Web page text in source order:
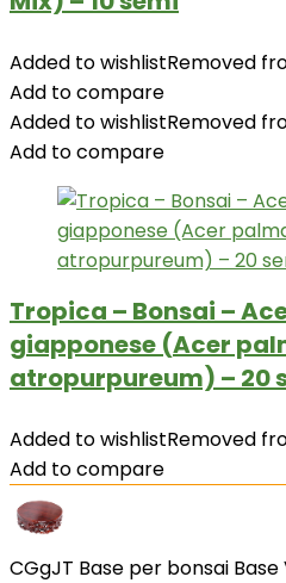
Added to wishlistRemoved
Add to compare
Added to wishlistRemoved
Add to compare
Tropica – Bonsai –
giapponese (Acer
atropurpureum) – 20
Added to wishlistRemoved
Add to compare
CGgJT Base per bonsai